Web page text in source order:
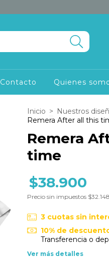
Contacto Quienes
Inicio > Nuestros
Remera After all this
Remera
time
$38.900
Precio sin impuestos
3 cuotas sin
10% de
Transferencia o
Ver más detalles